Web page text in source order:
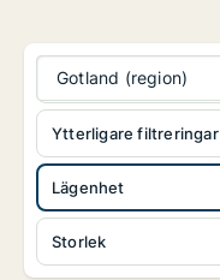
Gotland (region)
Lägenhet
Storlek
Ytterligare filtreringar